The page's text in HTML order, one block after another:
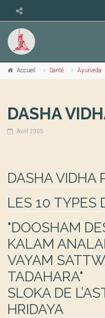
Accueil Santé Āyurveda
DASHA
Avril 2005
DASHA VIDHA
LES 10 TYPES
"DOOSHAM
KALAM
VAYAM
TADAHARA"
SLOKA DE
HRIDAYA